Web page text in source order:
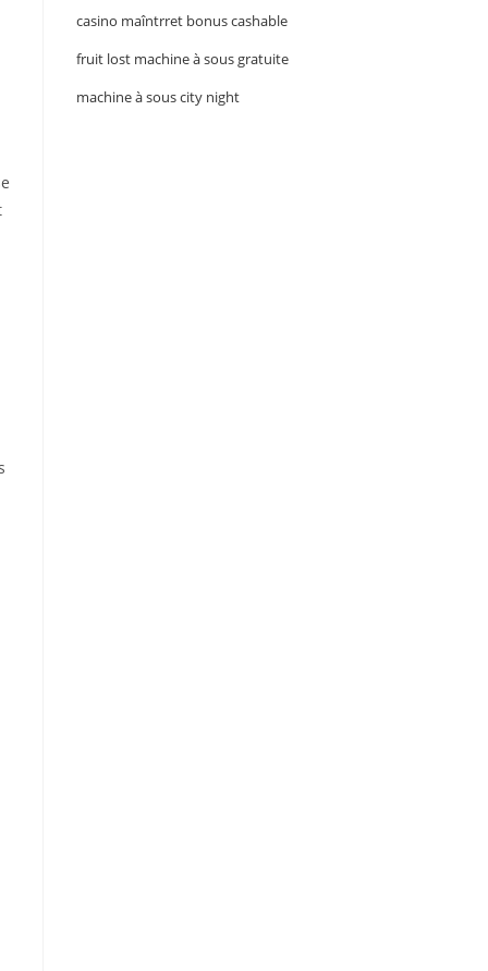
casino maîntrret bonus cashable
fruit lost machine à sous gratuite
machine à sous city night